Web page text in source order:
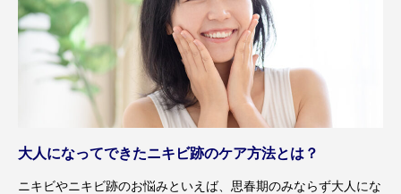
大人になってできたニキビ跡のケア方法とは？
ニキビやニキビ跡のお悩みといえば、思春期のみならず大人にな